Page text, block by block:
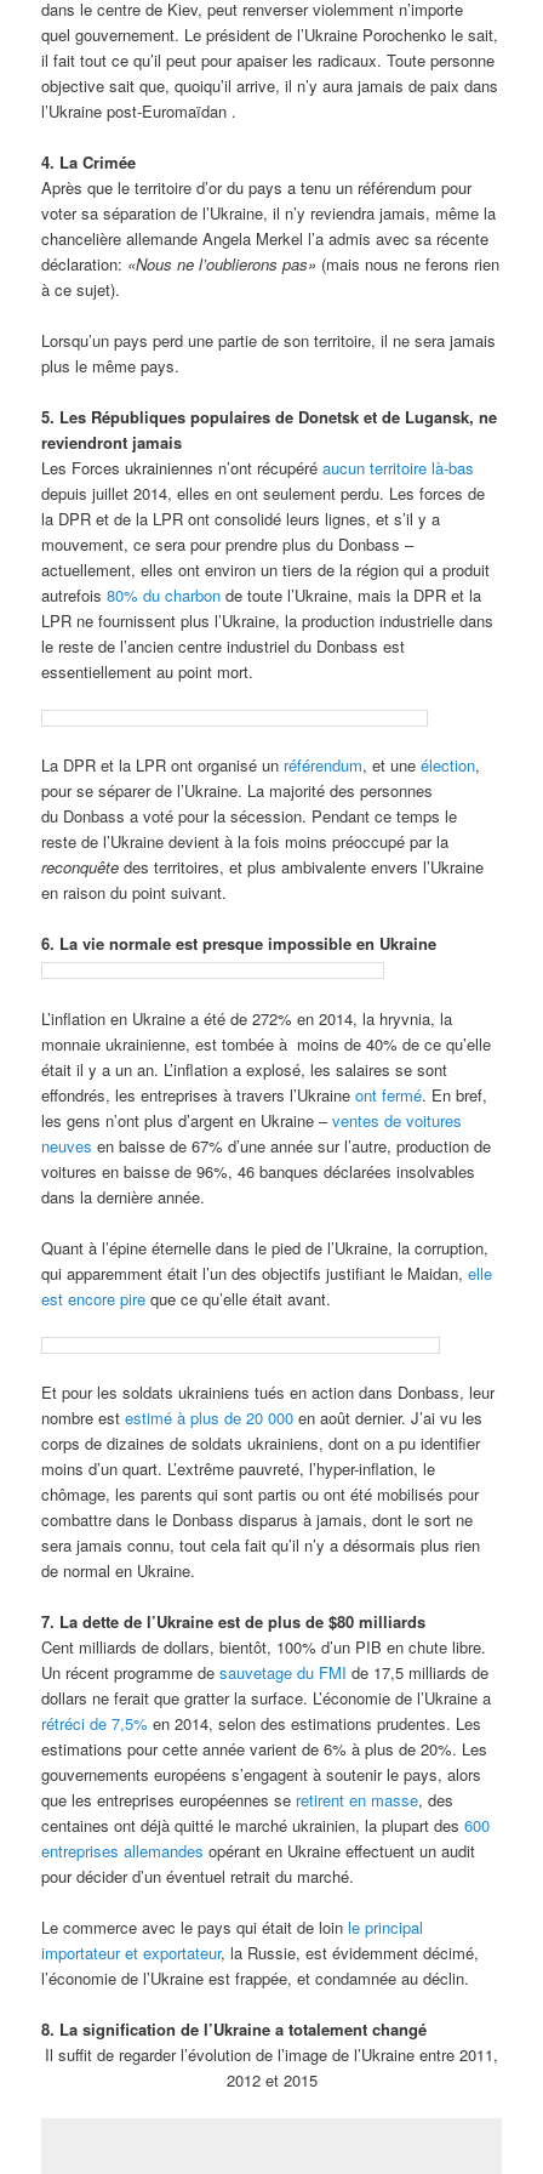
dans le centre de Kiev, peut renverser violemment n’importe
quel gouvernement. Le président de l’Ukraine Porochenko le sait,
il fait tout ce qu’il peut pour apaiser les radicaux. Toute personne
objective sait que, quoiqu’il arrive, il n’y aura jamais de paix dans
l’Ukraine post-Euromaïdan .
4. La Crimée
Après que le territoire d’or du pays a tenu un référendum pour
voter sa séparation de l’Ukraine, il n’y reviendra jamais, même la
chancelière allemande Angela Merkel l’a admis avec sa récente
déclaration: «Nous ne l’oublierons pas» (mais nous ne ferons rien
à ce sujet).
Lorsqu’un pays perd une partie de son territoire, il ne sera jamais
plus le même pays.
5. Les Républiques populaires de Donetsk et de Lugansk, ne
reviendront jamais
Les Forces ukrainiennes n’ont récupéréaucun territoire là-bas
depuis juillet 2014, elles en ont seulement perdu. Les forces de
la DPR et de la LPR ont consolidé leurs lignes, et s’il y a
mouvement, ce sera pour prendre plus du Donbass –
actuellement, elles ont environ un tiers de la région qui a produit
autrefois80% du charbon de toute l’Ukraine, mais la DPR et la
LPR ne fournissent plus l’Ukraine, la production industrielle dans
le reste de l’ancien centre industriel du Donbass est
essentiellement au point mort.
La DPR et la LPR ont organisé un référendum, et uneélection,
pour se séparer de l’Ukraine. La majorité des personnes
du Donbass a voté pour la sécession. Pendant ce temps le
reste de l’Ukraine devient à la fois moins préoccupé par la
reconquête des territoires, et plus ambivalente envers l’Ukraine
en raison du point suivant.
6. La vie normale est presque impossible en Ukraine
L’inflation en Ukraine a été de 272% en 2014, la hryvnia, la
monnaie ukrainienne, est tombée à moins de 40% de ce qu’elle
était il y a un an. L’inflation a explosé, les salaires se sont
effondrés, les entreprises à travers l’Ukraineont fermé. En bref,
les gens n’ont plus d’argent en Ukraine –ventes de voitures
neuves en baisse de 67% d’une année sur l’autre, production de
voitures en baisse de 96%, 46 banques déclarées insolvables
dans la dernière année.
Quant à l’épine éternelle dans le pied de l’Ukraine, la corruption,
qui apparemment était l’un des objectifs justifiant le Maidan,elle
est encore pire que ce qu’elle était avant.
Et pour les soldats ukrainiens tués en action dans Donbass, leur
nombre estestimé à plus de 20 000 en août dernier. J’ai vu les
corps de dizaines de soldats ukrainiens, dont on a pu identifier
moins d’un quart. L’extrême pauvreté, l’hyper-inflation, le
chômage, les parents qui sont partis ou ont été mobilisés pour
combattre dans le Donbass disparus à jamais, dont le sort ne
sera jamais connu, tout cela fait qu’il n’y a désormais plus rien
de normal en Ukraine.
7. La dette de l’Ukraine est de plus de $80 milliards
Cent milliards de dollars, bientôt, 100% d’un PIB en chute libre.
Un récent programme desauvetage du FMI de 17,5 milliards de
dollars ne ferait que gratter la surface. L’économie de l’Ukraine a
rétréci de 7,5% en 2014, selon des estimations prudentes. Les
estimations pour cette année varient de 6% à plus de 20%. Les
gouvernements européens s’engagent à soutenir le pays, alors
que les entreprises européennes se retirent en masse, des
centaines ont déjà quitté le marché ukrainien, la plupart des 600
entreprises allemandes opérant en Ukraine effectuent un audit
pour décider d’un éventuel retrait du marché.
Le commerce avec le pays qui était de loinle principal
importateur et exportateur, la Russie, est évidemment décimé,
l’économie de l’Ukraine est frappée, et condamnée au déclin.
8. La signification de l’Ukraine a totalement changé
Il suffit de regarder l’évolution de l’image de l’Ukraine entre 2011,
2012 et 2015